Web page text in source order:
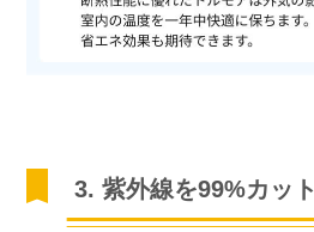
3. 紫外線を99%カット